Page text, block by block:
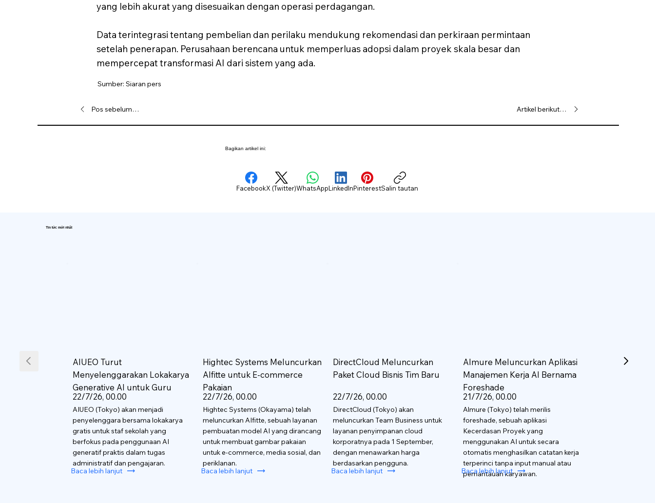
yang lebih akurat yang disesuaikan dengan operasi perdagangan.
Data terintegrasi tentang pembelian dan perilaku mendukung rekomendasi dan perkiraan permintaan
setelah penerapan. Perusahaan berencana untuk memperluas adopsi dalam proyek skala besar dan
mempercepat transformasi AI dari sistem yang ada.
Sumber: Siaran pers
Pos sebelumnya Artikel berikutnya
Bagikan artikel ini:
FacebookX (Twitter)WhatsAppLinkedInPinterestSalin tautan
Tin tức mới nhất
AIUEO Turut
Menyelenggarakan Lokakarya
Generative AI untuk Guru
22/7/26, 00.00
AIUEO (Tokyo) akan menjadi
penyelenggara bersama lokakarya
gratis untuk staf sekolah yang
berfokus pada penggunaan AI
generatif praktis dalam tugas
administratif dan pengajaran.
Baca lebih lanjut
Hightec Systems Meluncurkan
AIfitte untuk E-commerce
Pakaian
22/7/26, 00.00
Hightec Systems (Okayama) telah
meluncurkan AIfitte, sebuah layanan
pembuatan model AI yang dirancang
untuk membuat gambar pakaian
untuk e-commerce, media sosial, dan
periklanan.
Baca lebih lanjut
DirectCloud Meluncurkan
Paket Cloud Bisnis Tim Baru
22/7/26, 00.00
DirectCloud (Tokyo) akan
meluncurkan Team Business untuk
layanan penyimpanan cloud
korporatnya pada 1 September,
dengan menawarkan harga
berdasarkan pengguna.
Baca lebih lanjut
Almure Meluncurkan Aplikasi
Manajemen Kerja AI Bernama
Foreshade
21/7/26, 00.00
Almure (Tokyo) telah merilis
foreshade, sebuah aplikasi
Kecerdasan Proyek yang
menggunakan AI untuk secara
otomatis menghasilkan catatan kerja
terperinci tanpa input manual atau
pemantauan karyawan.
Baca lebih lanjut